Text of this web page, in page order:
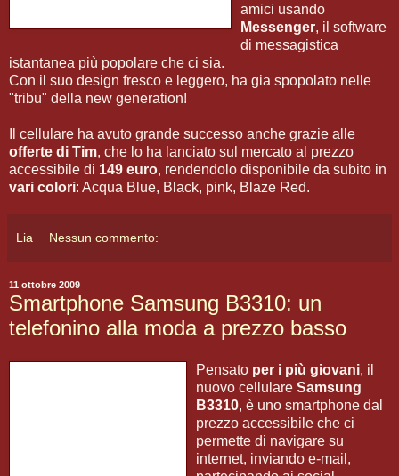
amici usando
Messenger, il software
di messagistica
istantanea più popolare che ci sia.
Con il suo design fresco e leggero, ha gia spopolato nelle
"tribu" della new generation!
Il cellulare ha avuto grande successo anche grazie alle
offerte di Tim, che lo ha lanciato sul mercato al prezzo
accessibile di 149 euro, rendendolo disponibile da subito in
vari colori: Acqua Blue, Black, pink, Blaze Red.
Lia Nessun commento:
11 ottobre 2009
Smartphone Samsung B3310: un
telefonino alla moda a prezzo basso
Pensato per i più giovani, il
nuovo cellulare Samsung
B3310, è uno smartphone dal
prezzo accessibile che ci
permette di navigare su
internet, inviando e-mail,